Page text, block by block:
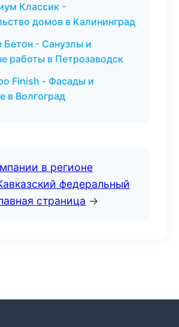
Классик -
домов в Калининград
Бетон - Санузлы и
работы в Петрозаводск
Finish - Фасады и
в Волгоград
в регионе
федеральный
страница →